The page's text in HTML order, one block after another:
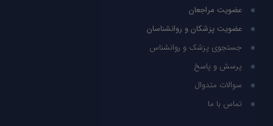
عضویت مراجعان
عضویت پزشکان و روانشناسان
جستجوی پزشک و روانشناس
پرسش و پاسخ
سوالات متدوال
تماس با ما